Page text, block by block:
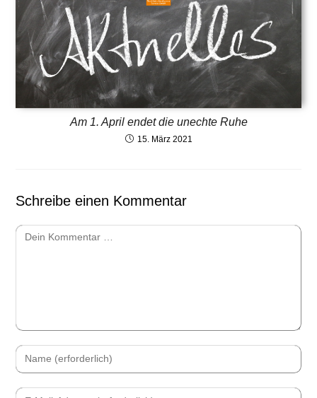
Am 1. April endet die unechte Ruhe
15. März 2021
Schreibe einen Kommentar